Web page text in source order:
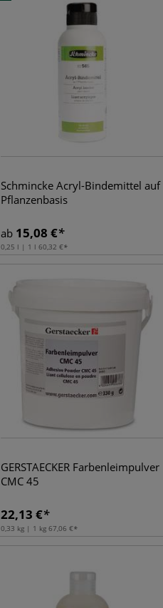
Schmincke Acryl-Bindemittel auf
Pflanzenbasis
ab 15,08 €
0,25 l | 1 l 60,32 €
GERSTAECKER Farbenleimpulver
CMC 45
22,13 €
0,33 kg | 1 kg 67,06 €